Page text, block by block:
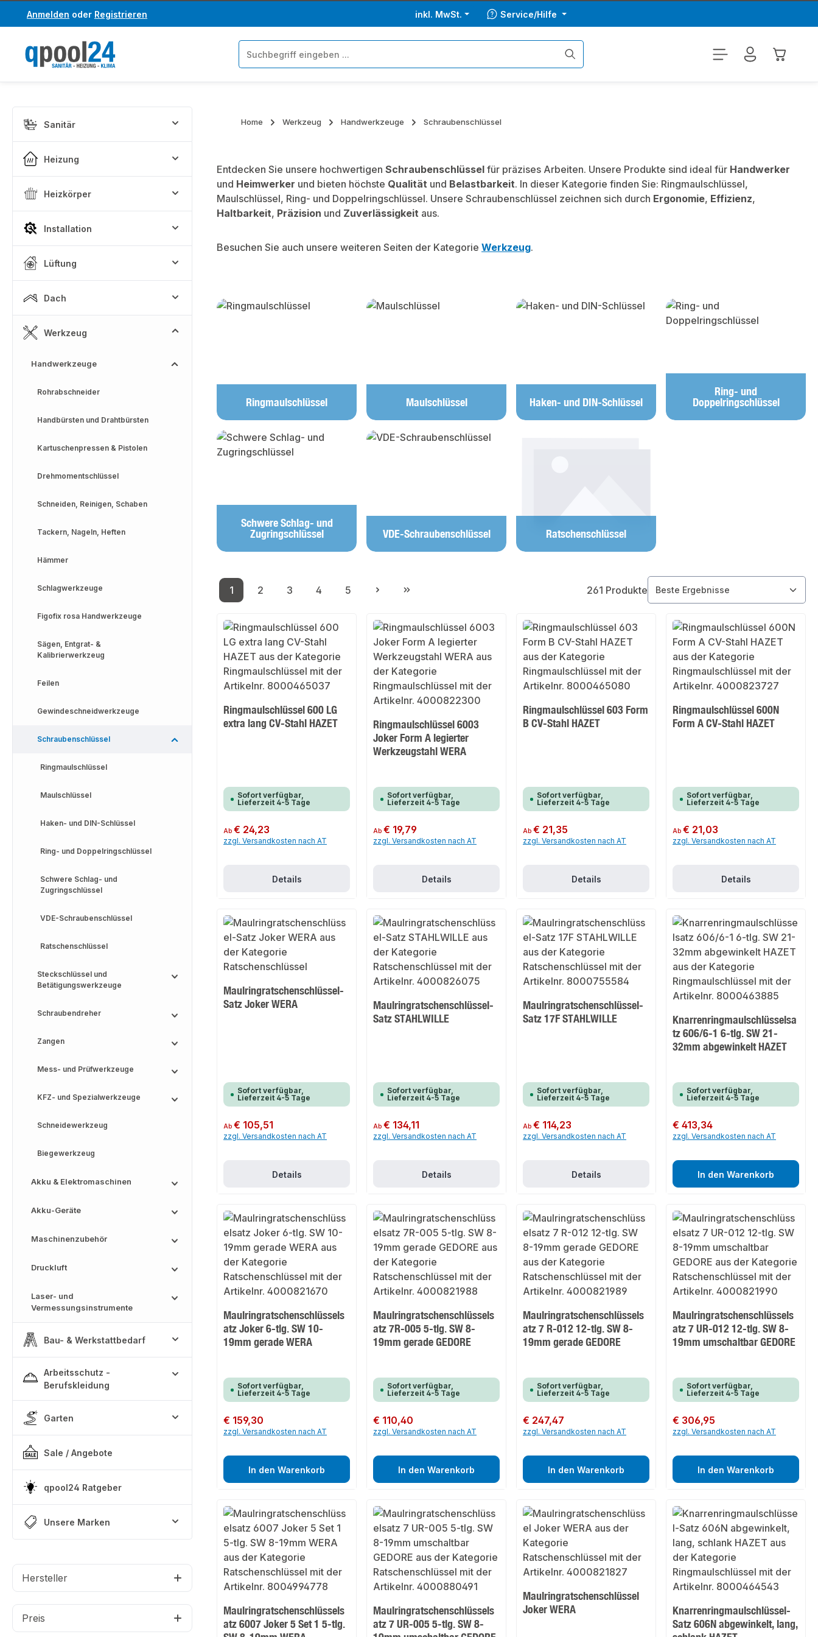
Hauptinhalt springen
Zur Suche springen
Anmelden oder Registrieren inkl. MwSt. Service/Hilfe
Sanitär
Heizung
Heizkörper
Installation
Lüftung
Dach
Werkzeug
Handwerkzeuge
Rohrabschneider
Handbürsten und Drahtbürsten
Kartuschenpressen & Pistolen
Drehmomentschlüssel
Schneiden, Reinigen, Schaben
Tackern, Nageln, Heften
Hämmer
Schlagwerkzeuge
Figofix rosa Handwerkzeuge
Sägen, Entgrat- &
Kalibrierwerkzeug
Feilen
Gewindeschneidwerkzeuge
Schraubenschlüssel
Ringmaulschlüssel
Maulschlüssel
Haken- und DIN-Schlüssel
Ring- und Doppelringschlüssel
Schwere Schlag- und
Zugringschlüssel
VDE-Schraubenschlüssel
Ratschenschlüssel
Steckschlüssel und
Betätigungswerkzeuge
Schraubendreher
Zangen
Mess- und Prüfwerkzeuge
KFZ- und Spezialwerkzeuge
Schneidewerkzeug
Biegewerkzeug
Akku & Elektromaschinen
Akku-Geräte
Maschinenzubehör
Druckluft
Laser- und
Vermessungsinstrumente
Bau- & Werkstattbedarf
Arbeitsschutz -
Berufskleidung
Garten
Sale / Angebote
qpool24 Ratgeber
Unsere Marken
Hersteller
Preis
Home Werkzeug Handwerkzeuge Schraubenschlüssel
Entdecken Sie unsere hochwertigen Schraubenschlüssel für präzises Arbeiten. Unsere Produkte sind ideal für Handwerker
und Heimwerker und bieten höchste Qualität und Belastbarkeit. In dieser Kategorie finden Sie: Ringmaulschlüssel,
Maulschlüssel, Ring- und Doppelringschlüssel. Unsere Schraubenschlüssel zeichnen sich durch Ergonomie, Effizienz,
Haltbarkeit, Präzision und Zuverlässigkeit aus.
Besuchen Sie auch unsere weiteren Seiten der Kategorie Werkzeug.
Kategoriegalerie überspringen
Ringmaulschlüssel Maulschlüssel Haken- und DIN-Schlüssel
Ring- und
Doppelringschlüssel
Schwere Schlag- und
Zugringschlüssel
VDE-Schraubenschlüssel Ratschenschlüssel
Seite
1
Seite
2
Seite
3
Seite
4
Seite
5 261 Produkte
Ringmaulschlüssel 600 LG
extra lang CV-Stahl HAZET
Sofort verfügbar,
Lieferzeit 4-5 Tage
Regulärer Preis:
Ab€ 24,23
zzgl. Versandkosten nach AT
Details
Ringmaulschlüssel 6003
Joker Form A legierter
Werkzeugstahl WERA
Sofort verfügbar,
Lieferzeit 4-5 Tage
Regulärer Preis:
Ab€ 19,79
zzgl. Versandkosten nach AT
Details
Ringmaulschlüssel 603 Form
B CV-Stahl HAZET
Sofort verfügbar,
Lieferzeit 4-5 Tage
Regulärer Preis:
Ab€ 21,35
zzgl. Versandkosten nach AT
Details
Ringmaulschlüssel 600N
Form A CV-Stahl HAZET
Sofort verfügbar,
Lieferzeit 4-5 Tage
Regulärer Preis:
Ab€ 21,03
zzgl. Versandkosten nach AT
Details
Maulringratschenschlüssel-
Satz Joker WERA
Sofort verfügbar,
Lieferzeit 4-5 Tage
Regulärer Preis:
Ab€ 105,51
zzgl. Versandkosten nach AT
Details
Maulringratschenschlüssel-
Satz STAHLWILLE
Sofort verfügbar,
Lieferzeit 4-5 Tage
Regulärer Preis:
Ab€ 134,11
zzgl. Versandkosten nach AT
Details
Maulringratschenschlüssel-
Satz 17F STAHLWILLE
Sofort verfügbar,
Lieferzeit 4-5 Tage
Regulärer Preis:
Ab€ 114,23
zzgl. Versandkosten nach AT
Details
Knarrenringmaulschlüsselsa
tz 606/6-1 6-tlg. SW 21-
32mm abgewinkelt HAZET
Sofort verfügbar,
Lieferzeit 4-5 Tage
Regulärer Preis:
€ 413,34
zzgl. Versandkosten nach AT
In den Warenkorb
Maulringratschenschlüssels
atz Joker 6-tlg. SW 10-
19mm gerade WERA
Sofort verfügbar,
Lieferzeit 4-5 Tage
Regulärer Preis:
€ 159,30
zzgl. Versandkosten nach AT
In den Warenkorb
Maulringratschenschlüssels
atz 7R-005 5-tlg. SW 8-
19mm gerade GEDORE
Sofort verfügbar,
Lieferzeit 4-5 Tage
Regulärer Preis:
€ 110,40
zzgl. Versandkosten nach AT
In den Warenkorb
Maulringratschenschlüssels
atz 7 R-012 12-tlg. SW 8-
19mm gerade GEDORE
Sofort verfügbar,
Lieferzeit 4-5 Tage
Regulärer Preis:
€ 247,47
zzgl. Versandkosten nach AT
In den Warenkorb
Maulringratschenschlüssels
atz 7 UR-012 12-tlg. SW 8-
19mm umschaltbar GEDORE
Sofort verfügbar,
Lieferzeit 4-5 Tage
Regulärer Preis:
€ 306,95
zzgl. Versandkosten nach AT
In den Warenkorb
Maulringratschenschlüssels
atz 6007 Joker 5 Set 1 5-tlg.
Maulringratschenschlüssels
atz 7 UR-005 5-tlg. SW 8-
Maulringratschenschlüssel
Joker WERA
Knarrenringmaulschlüssel-
Satz 606N abgewinkelt, lang,